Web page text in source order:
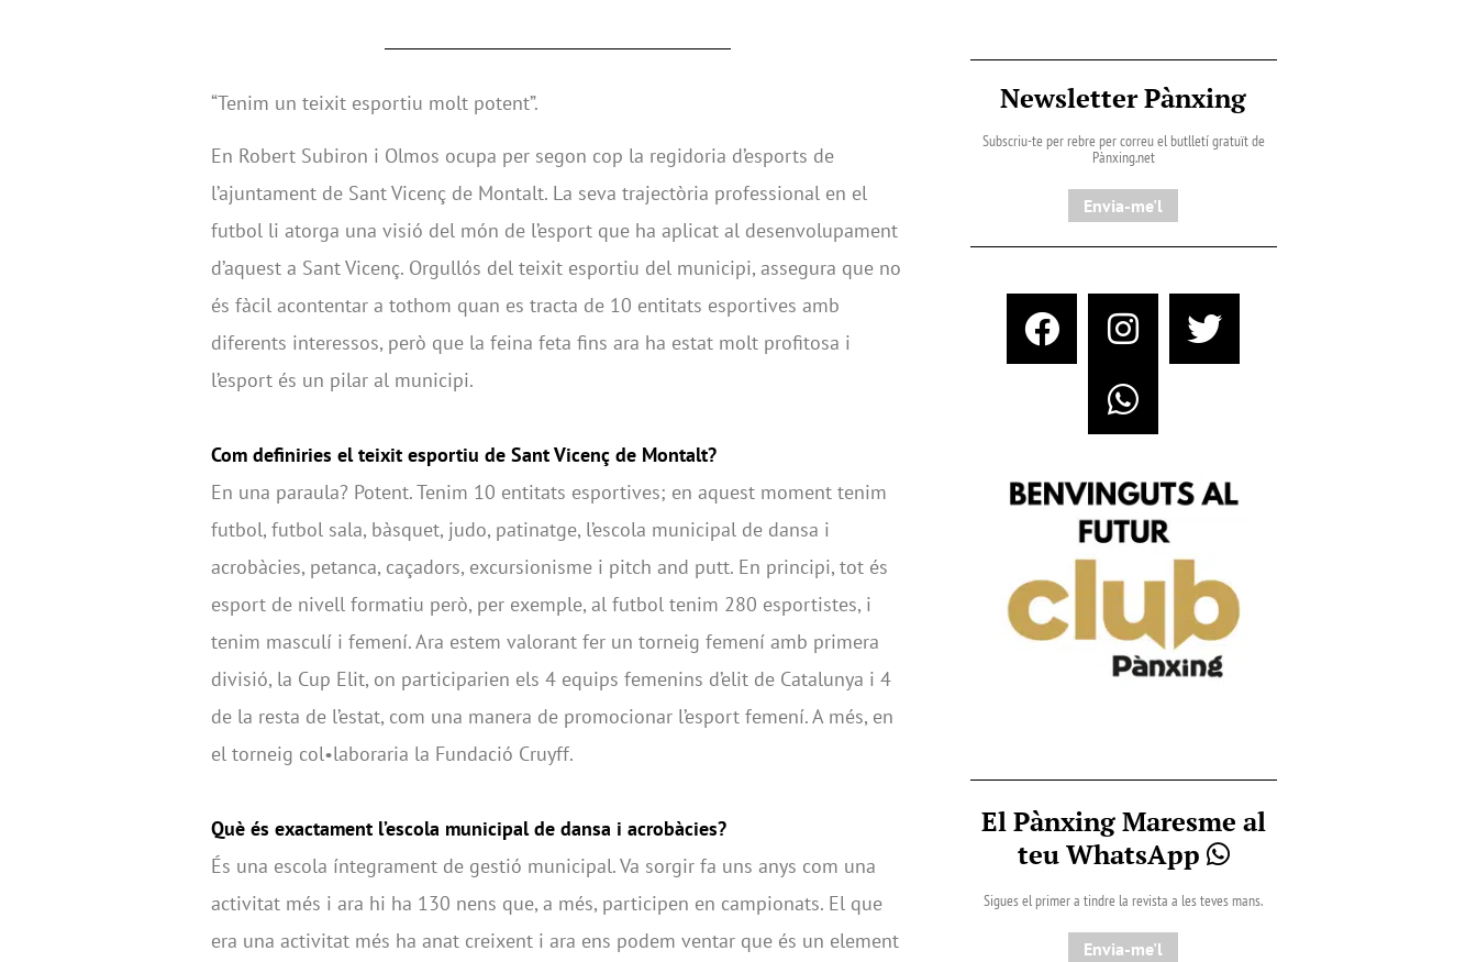
“Tenim un teixit esportiu molt potent”.
En Robert Subiron i Olmos ocupa per segon cop la regidoria d’esports de
l’ajuntament de Sant Vicenç de Montalt. La seva trajectòria professional en el
futbol li atorga una visió del món de l’esport que ha aplicat al desenvolupament
d’aquest a Sant Vicenç. Orgullós del teixit esportiu del municipi, assegura que no
és fàcil acontentar a tothom quan es tracta de 10 entitats esportives amb
diferents interessos, però que la feina feta fins ara ha estat molt profitosa i
l’esport és un pilar al municipi.
Com definiries el teixit esportiu de Sant Vicenç de Montalt?
En una paraula? Potent. Tenim 10 entitats esportives; en aquest moment tenim
futbol, futbol sala, bàsquet, judo, patinatge, l’escola municipal de dansa i
acrobàcies, petanca, caçadors, excursionisme i pitch and putt. En principi, tot és
esport de nivell formatiu però, per exemple, al futbol tenim 280 esportistes, i
tenim masculí i femení. Ara estem valorant fer un torneig femení amb primera
divisió, la Cup Elit, on participarien els 4 equips femenins d’elit de Catalunya i 4
de la resta de l’estat, com una manera de promocionar l’esport femení. A més, en
el torneig col•laboraria la Fundació Cruyff.
Què és exactament l’escola municipal de dansa i acrobàcies?
És una escola íntegrament de gestió municipal. Va sorgir fa uns anys com una
activitat més i ara hi ha 130 nens que, a més, participen en campionats. El que
era una activitat més ha anat creixent i ara ens podem ventar que és un element
Newsletter Pànxing
Subscriu-te per rebre per correu el butlletí gratuït de
Pànxing.net​
Envia-me'l
El Pànxing Maresme al
teu WhatsApp
Sigues el primer a tindre la revista a les teves mans.
Envia-me'l